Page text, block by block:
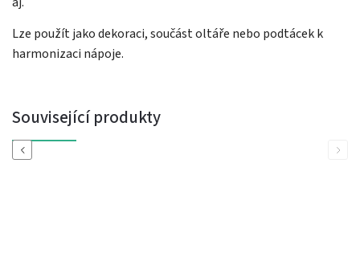
Lze použít jako dekoraci, součást oltáře nebo podtácek k
harmonizaci nápoje.
Související produkty
Previous Next